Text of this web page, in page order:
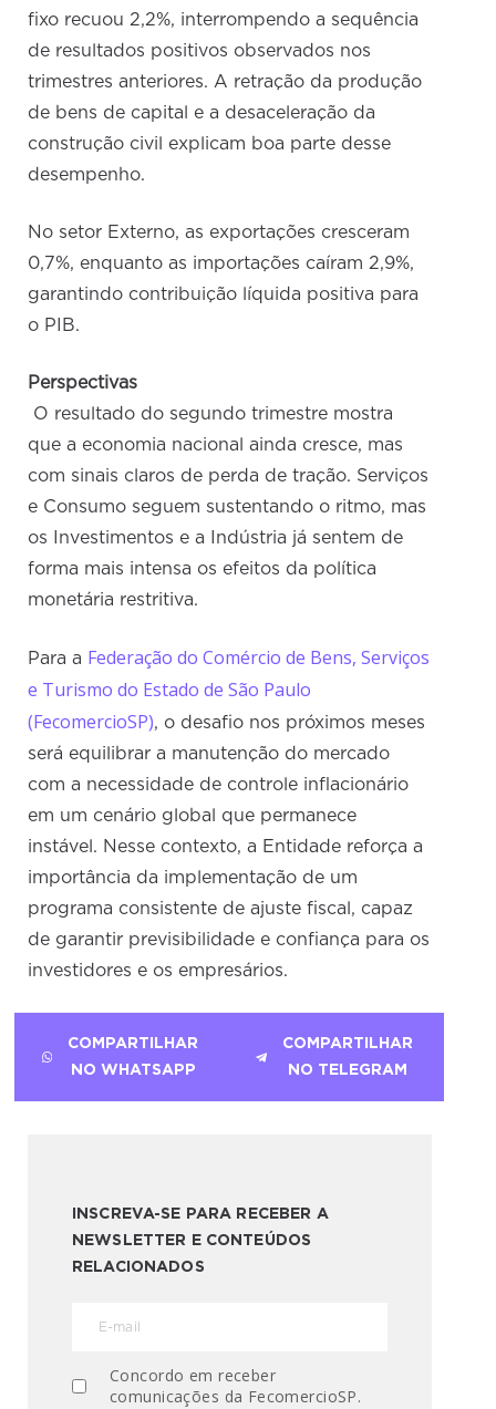
fixo recuou 2,2%, interrompendo a sequência
de resultados positivos observados nos
trimestres anteriores. A retração da produção
de bens de capital e a desaceleração da
construção civil explicam boa parte desse
desempenho.
No setor Externo, as exportações cresceram
0,7%, enquanto as importações caíram 2,9%,
garantindo contribuição líquida positiva para
o PIB.
Perspectivas
O resultado do segundo trimestre mostra
que a economia nacional ainda cresce, mas
com sinais claros de perda de tração. Serviços
e Consumo seguem sustentando o ritmo, mas
os Investimentos e a Indústria já sentem de
forma mais intensa os efeitos da política
monetária restritiva.
Para a Federação do Comércio de Bens, Serviços
e Turismo do Estado de São Paulo
(FecomercioSP), o desafio nos próximos meses
será equilibrar a manutenção do mercado
com a necessidade de controle inflacionário
em um cenário global que permanece
instável. Nesse contexto, a Entidade reforça a
importância da implementação de um
programa consistente de ajuste fiscal, capaz
de garantir previsibilidade e confiança para os
investidores e os empresários.
COMPARTILHAR
NO WHATSAPP
COMPARTILHAR
NO TELEGRAM
INSCREVA-SE PARA RECEBER A
NEWSLETTER E CONTEÚDOS
RELACIONADOS
Concordo em receber
comunicações da FecomercioSP.